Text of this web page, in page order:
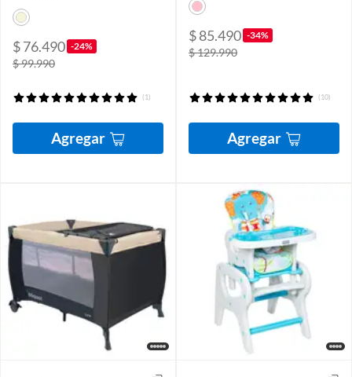
$ 76.490 -24%
$ 99.990
(1)
Agregar
$ 85.490 -34%
$ 129.990
(10)
Agregar